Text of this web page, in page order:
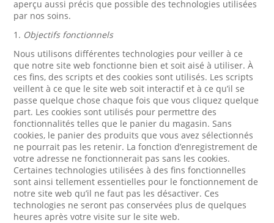
aperçu aussi précis que possible des technologies utilisées
par nos soins.
1. Objectifs fonctionnels
Nous utilisons différentes technologies pour veiller à ce
que notre site web fonctionne bien et soit aisé à utiliser. À
ces fins, des scripts et des cookies sont utilisés. Les scripts
veillent à ce que le site web soit interactif et à ce qu’il se
passe quelque chose chaque fois que vous cliquez quelque
part. Les cookies sont utilisés pour permettre des
fonctionnalités telles que le panier du magasin. Sans
cookies, le panier des produits que vous avez sélectionnés
ne pourrait pas les retenir. La fonction d’enregistrement de
votre adresse ne fonctionnerait pas sans les cookies.
Certaines technologies utilisées à des fins fonctionnelles
sont ainsi tellement essentielles pour le fonctionnement de
notre site web qu’il ne faut pas les désactiver. Ces
technologies ne seront pas conservées plus de quelques
heures après votre visite sur le site web.